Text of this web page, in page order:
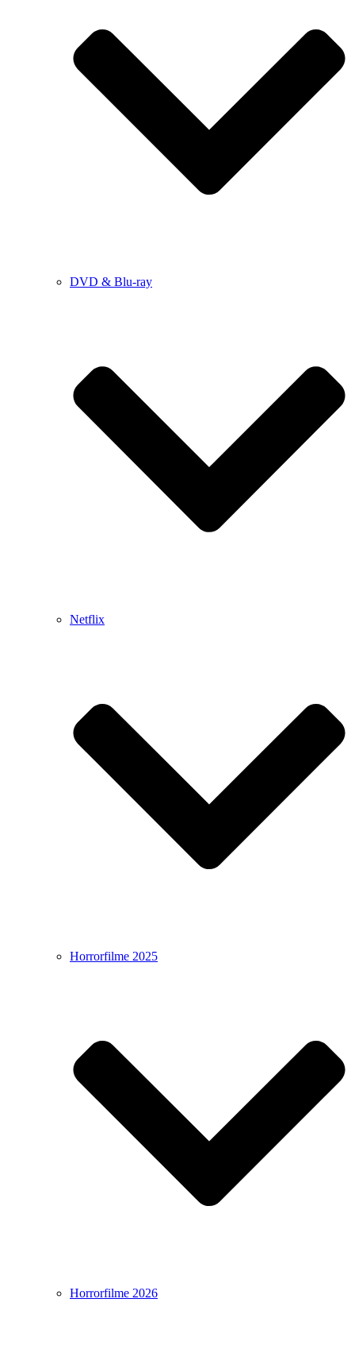
DVD & Blu-ray
Netflix
Horrorfilme 2025
Horrorfilme 2026